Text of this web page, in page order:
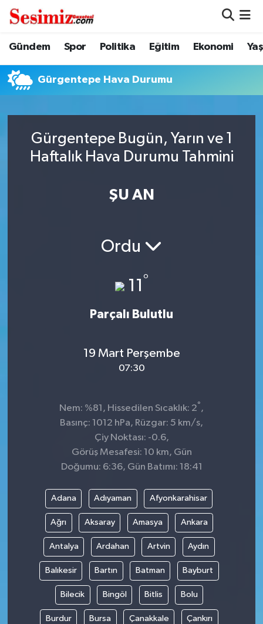
Gündem Spor Politika Eğitim Ekonomi
Gürgentepe Hava Durumu
Gürgentepe Bugün, Yarın ve 1
Haftalık Hava Durumu Tahmini
ŞU AN
Ordu
11 °
Parçalı Bulutlu
19 Mart Perşembe
07:30
Nem: %81, Hissedilen Sıcaklık: 2° ,
Basınç: 1012 hPa, Rüzgar: 5 km/s,
Çiy Noktası: -0.6,
Görüş Mesafesi: 10 km, Gün
Doğumu: 6:36, Gün Batımı: 18:41
Adana Adıyaman Afyonkarahisar
Ağrı Aksaray Amasya Ankara
Antalya Ardahan Artvin Aydın
Balıkesir Bartın Batman Bayburt
Bilecik Bingöl Bitlis Bolu
Burdur Bursa Çanakkale Çankırı
Dünya
Eğitim
Genel
Gündem
Nöbetçi Eczaneler
Hava Durumu
Trafik Durumu
Süper Lig Puan Durumu ve Fikstür